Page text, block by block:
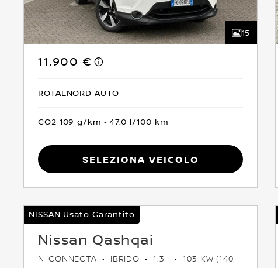
15
11.900 €
ROTALNORD AUTO
CO2 109 g/km 47.0 l/100 km
Seleziona Veicolo
NISSAN Usato Garantito
Nissan Qashqai
N-CONNECTA IBRIDO 1.3 l
103 KW (140